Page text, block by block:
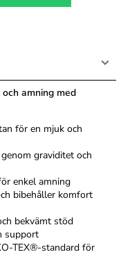
amning med
för en mjuk och
graviditet och
enkel amning
bibehåller komfort
bekvämt stöd
support
TEX®-standard för